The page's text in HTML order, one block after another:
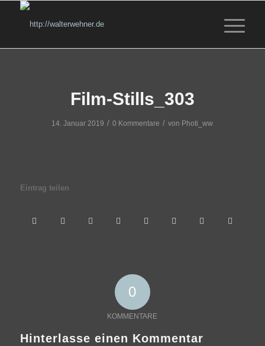
Film-Stills_303
14. Januar 2019 / 0 Kommentare / von Photi_ww
Eintrag teilen
0
KOMMENTARE
Hinterlasse einen Kommentar